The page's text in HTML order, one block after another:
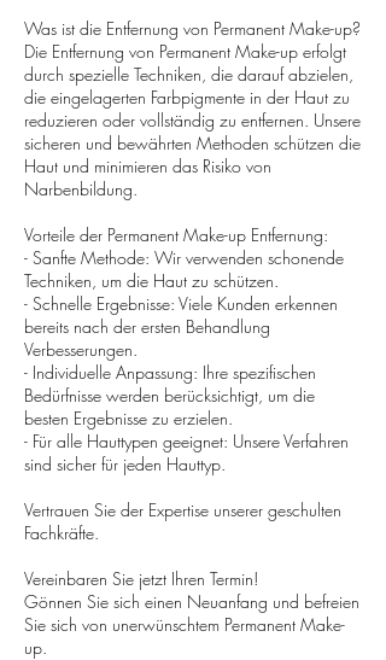
Was ist die Entfernung von Permanent Make-up?
Die Entfernung von Permanent Make-up erfolgt
durch spezielle Techniken, die darauf abzielen,
die eingelagerten Farbpigmente in der Haut zu
reduzieren oder vollständig zu entfernen. Unsere
sicheren und bewährten Methoden schützen die
Haut und minimieren das Risiko von
Narbenbildung.
Vorteile der Permanent Make-up Entfernung:
- Sanfte Methode: Wir verwenden schonende
Techniken, um die Haut zu schützen.
- Schnelle Ergebnisse: Viele Kunden erkennen
bereits nach der ersten Behandlung
Verbesserungen.
- Individuelle Anpassung: Ihre spezifischen
Bedürfnisse werden berücksichtigt, um die
besten Ergebnisse zu erzielen.
- Für alle Hauttypen geeignet: Unsere Verfahren
sind sicher für jeden Hauttyp.
Vertrauen Sie der Expertise unserer geschulten
Fachkräfte.
Vereinbaren Sie jetzt Ihren Termin!
Gönnen Sie sich einen Neuanfang und befreien
Sie sich von unerwünschtem Permanent Make-
up.